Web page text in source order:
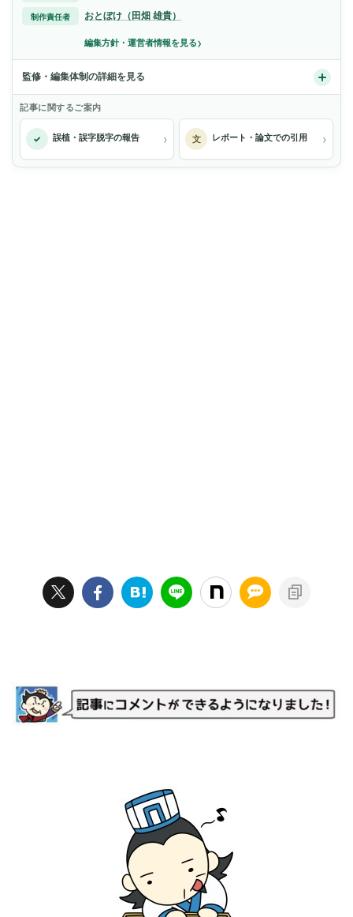
制作責任者 おとぼけ（田畑 雄貴）
編集方針・運営者情報を見る›
監修・編集体制の詳細を見る
記事に関するご案内
✓ 誤植・誤字脱字の報告 › 文 レポート・論文での引用 ›